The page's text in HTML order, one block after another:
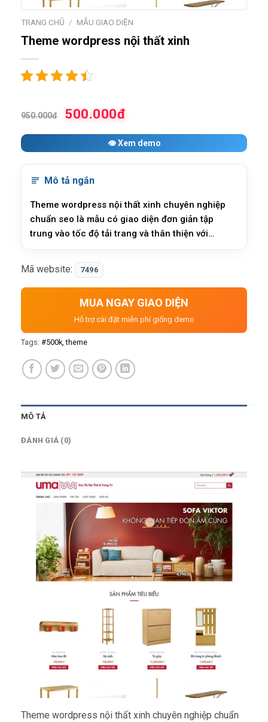
TRANG CHỦ / MẪU GIAO DIỆN
Theme wordpress nội thất xinh
950.000đ 500.000đ
👁 Xem demo
Mô tả ngắn
Theme wordpress nội thất xinh chuyên nghiệp
chuẩn seo là mẫu có giao diện đơn giản tập
trung vào tốc độ tải trang và thân thiện với
đây là mẫu mới có giao diện đẹp, tốc độ tải trang
rất nhanh, dữ liệu có cấu trú…
Mã website: 7496
MUA NGAY GIAO DIỆN
Hỗ trợ cài đặt miễn phí giống demo
Tags: #500k theme
MÔ TẢ
ĐÁNH GIÁ (0)
Theme wordpress nội thất xinh chuyên nghiệp chuẩn